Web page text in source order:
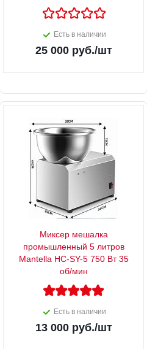
Есть в наличии
25 000 руб./шт
Миксер мешалка
промышленный 5 литров
Mantella HC-SY-5 750 Вт 35
об/мин
Есть в наличии
13 000 руб./шт